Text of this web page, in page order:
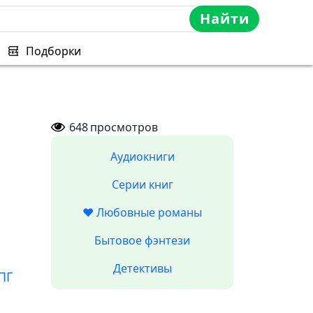
Найти
Подборки
648просмотров
Аудиокниги
Серии книг
❤️ Любовные романы
Бытовое фэнтези
Детективы